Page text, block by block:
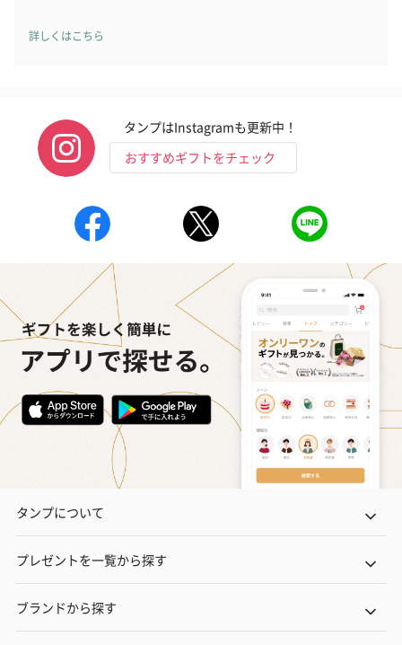
リラックスグッズ
リラックスグッズを同梱してお届けします。
（ブルー）（748円）
かき氷入浴剤4点セット
（イエロー）（748円）
バスフラワー
【Thank you
円）
ハンドタオル・ハンカチ
ハンドタオル・ハンカチを同梱してお届けいたします。ギフトへ
の＋αにおすすめです。
詳しくはこちら
タンプはInstagramも更新中！
おすすめギフトをチェック
タンプについて
プレゼントを一覧から探す
ブランドから探す